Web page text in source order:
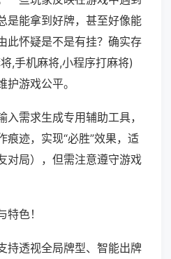
是能拿到好牌，甚至好像能
此怀疑是不是有挂？确实存
,手机麻将,小程序打麻将)
游戏公平。
入需求生成专用辅助工具，
痕迹，实现“必胜”效果，适
对局），但需注意遵守游戏
色！
持透视全局牌型、智能出牌